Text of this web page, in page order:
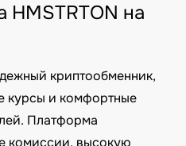
HMSTRTON на
криптообменник,
курсы и комфортные
Платформа
комиссии, высокую